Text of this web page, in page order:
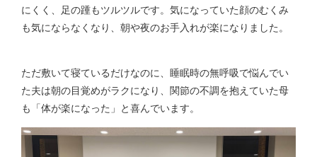
にくく、足の踵もツルツルです。気になっていた顔のむくみ
も気にならなくなり、朝や夜のお手入れが楽になりました。
ただ敷いて寝ているだけなのに、睡眠時の無呼吸で悩んでい
た夫は朝の目覚めがラクになり、関節の不調を抱えていた母
も「体が楽になった」と喜んでいます。